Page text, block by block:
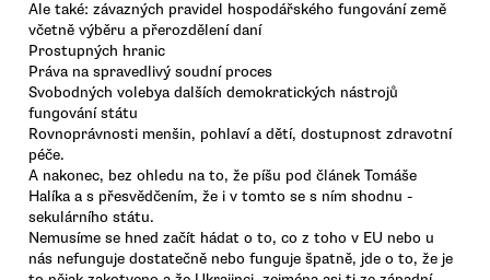
Ale také: závazných pravidel hospodářského fungování země
včetně výběru a přerozdělení daní
Prostupných hranic
Práva na spravedlivý soudní proces
Svobodných volebya dalších demokratických nástrojů
fungování státu
Rovnoprávnosti menšin, pohlaví a dětí, dostupnost zdravotní
péče.
A nakonec, bez ohledu na to, že píšu pod článek Tomáše
Halíka a s přesvědčením, že i v tomto se s ním shodnu -
sekulárního státu.
Nemusíme se hned začít hádat o to, co z toho v EU nebo u
nás nefunguje dostatečně nebo funguje špatně, jde o to, že je